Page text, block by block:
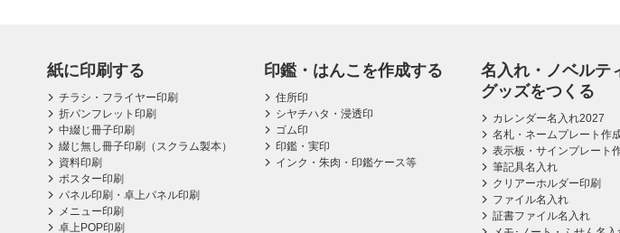
紙に印刷する
チラシ・フライヤー印刷
折パンフレット印刷
中綴じ冊子印刷
綴じ無し冊子印刷（スクラム製本）
資料印刷
ポスター印刷
パネル印刷・卓上パネル印刷
メニュー印刷
卓上POP印刷
印鑑・はんこを作成する
住所印
シヤチハタ・浸透印
ゴム印
印鑑・実印
インク・朱肉・印鑑ケース等
名入れ・ノベルテ
グッズをつくる
カレンダー名入れ2027
名札・ネームプレート作
表示板・サインプレート
筆記具名入れ
クリアーホルダー印刷
ファイル名入れ
証書ファイル名入れ